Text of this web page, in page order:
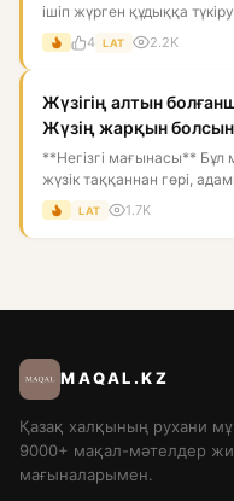
ішіп жүрген құдыққа
ластай...
4 LAT 2.2K
Жүзігің алтын
Жүзің жарқын
**Негізгі мағынасы**
жүзік таққаннан гөрі,
болғаны...
LAT 1.7K
MAQAL.KZ
Қазақ халқының рухани
9000+ мақал-мәтелдер
мағыналарымен.